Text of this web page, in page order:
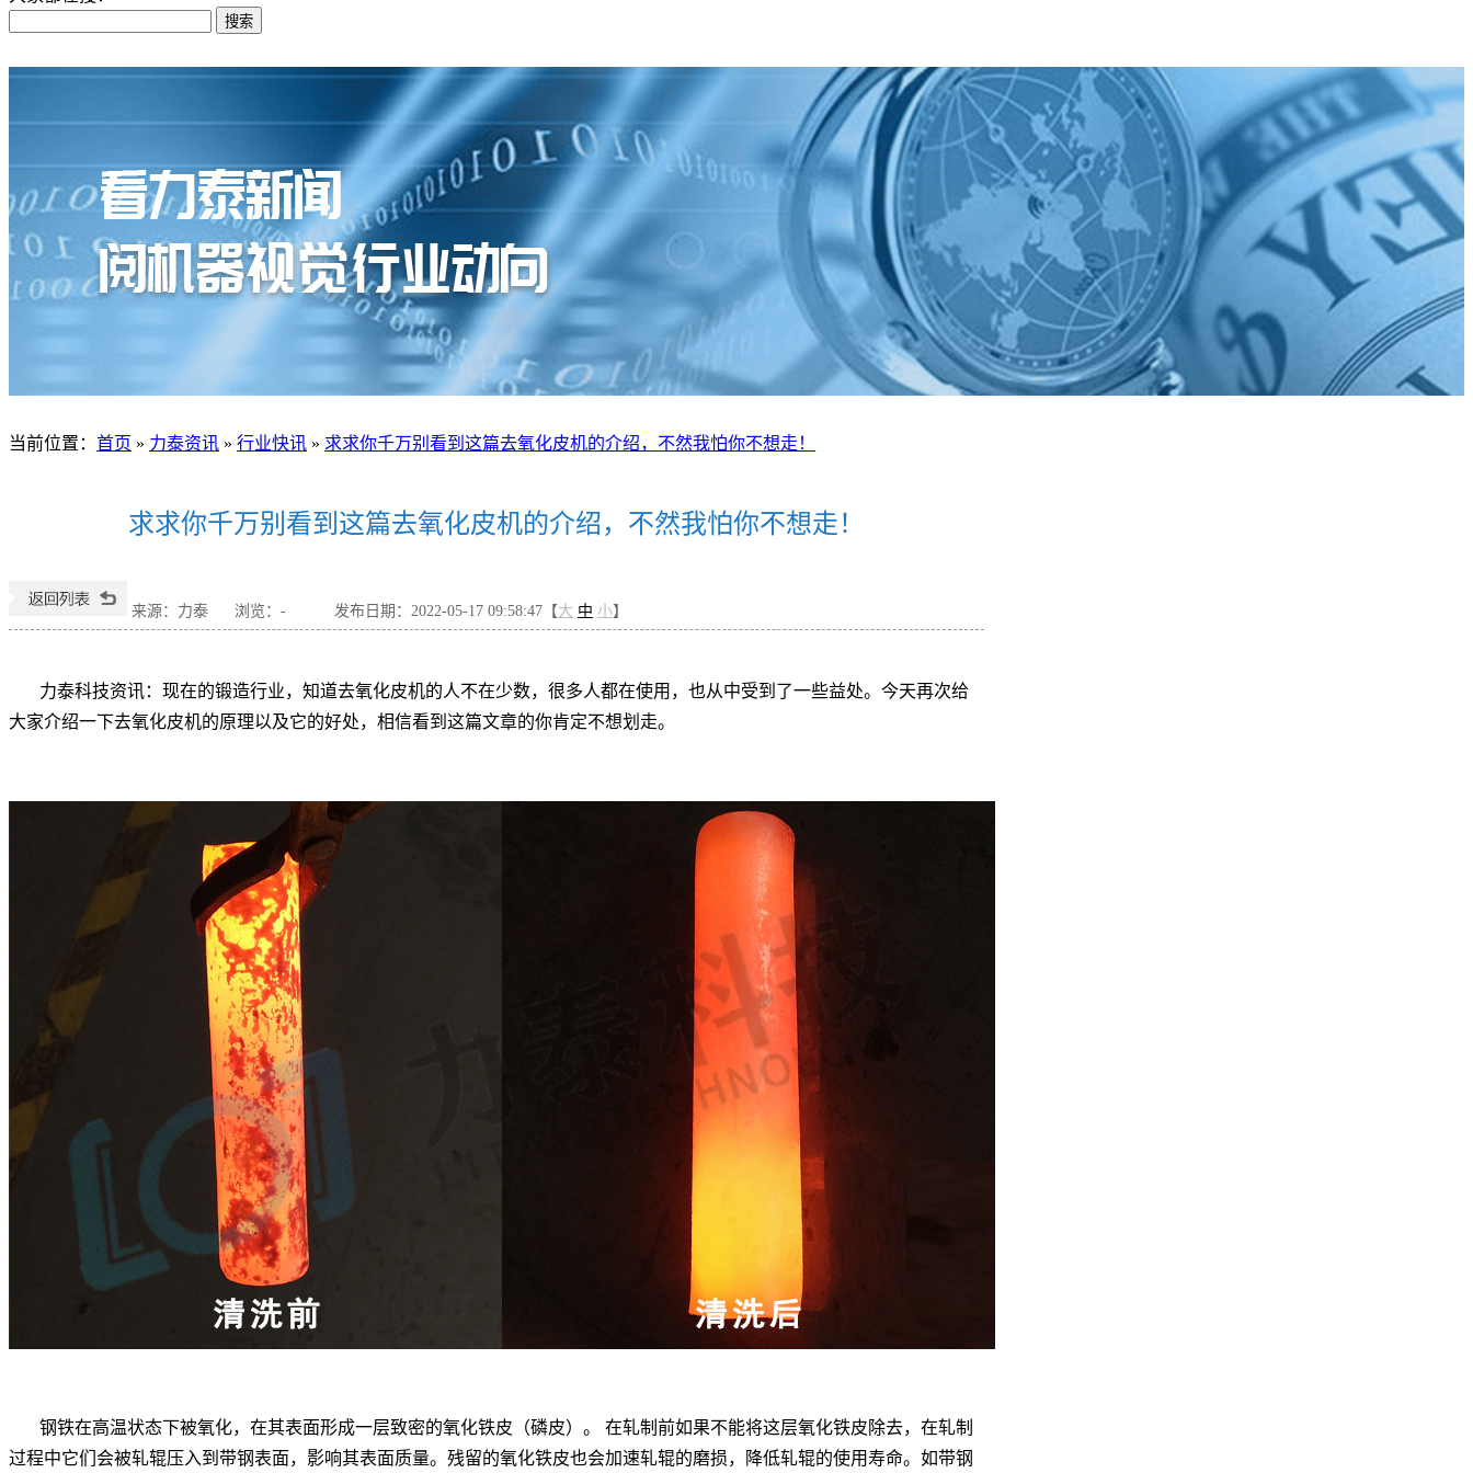
当前位置 ： 首页 » 力泰资讯 » 行业快讯 » 求求你千万别看到这篇去氧化皮机的介绍，不然我怕你不想走！
求求你千万别看到这篇去氧化皮机的介绍，不然我怕你不想走！
来源：力泰 浏览： - 发布日期：2022-05-17 09:58:47【大 中 小】
力泰科技资讯：现在的锻造行业，知道去氧化皮机的人不在少数，很多人都在使用，也从中受到了一些益处。今天再次给
大家介绍一下去氧化皮机的原理以及它的好处，相信看到这篇文章的你肯定不想划走。
钢铁在高温状态下被氧化，在其表面形成一层致密的氧化铁皮（磷皮）。 在轧制前如果不能将这层氧化铁皮除去，在轧制
过程中它们会被轧辊压入到带钢表面，影响其表面质量。残留的氧化铁皮也会加速轧辊的磨损，降低轧辊的使用寿命。如带钢